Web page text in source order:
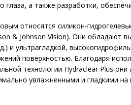
глаза, а также разработки,
относятся силикон-
& Johnson Vision). Они обладают
и ультрагладкой,
поверхностью. Благодаря
технологии Hydraclear Plus
увлажненными и гладкими